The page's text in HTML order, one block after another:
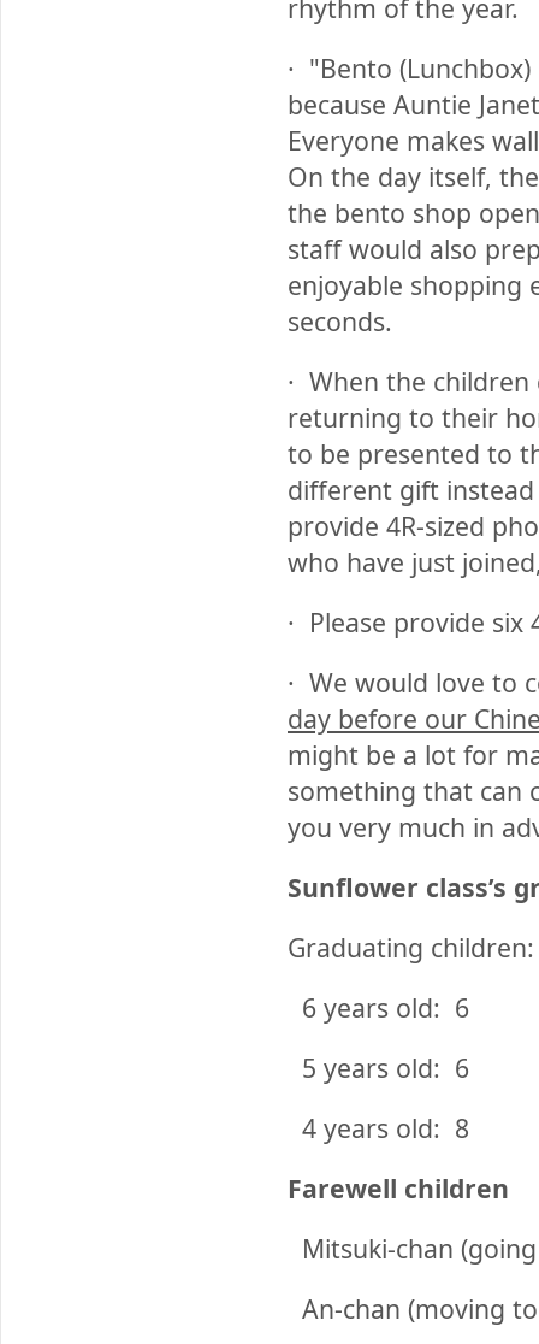
rhythm of the year.
· "Bento
because Auntie
Everyone makes
On the day itself,
the bento shop
staff would also
enjoyable shopping
seconds.
· When the
returning to their
to be presented to
different gift
provide 4R-sized
who have just
· Please provide six
· We would love to
day before our
might be a lot for
something that can
you very much in
Sunflower class’s
Graduating children:
6 years old: 6
5 years old: 6
4 years old: 8
Farewell children
Mitsuki-chan
An-chan (moving